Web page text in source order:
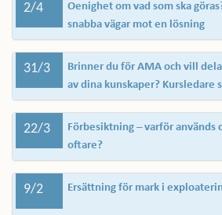
2/4
Oenighet om vad som ska
snabba vägar mot en lösning
31/3
Brinner du för AMA och vill
av dina kunskaper? Kursledare
22/3
Förbesiktning – varför används
oftare?
9/2 Ersättning för mark i